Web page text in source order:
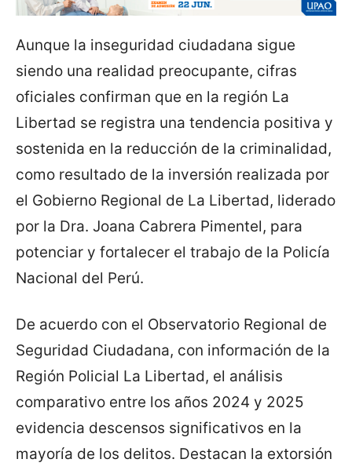
Aunque la inseguridad ciudadana sigue
siendo una realidad preocupante, cifras
oficiales confirman que en la región La
Libertad se registra una tendencia positiva y
sostenida en la reducción de la criminalidad,
como resultado de la inversión realizada por
el Gobierno Regional de La Libertad, liderado
por la Dra. Joana Cabrera Pimentel, para
potenciar y fortalecer el trabajo de la Policía
Nacional del Perú.
De acuerdo con el Observatorio Regional de
Seguridad Ciudadana, con información de la
Región Policial La Libertad, el análisis
comparativo entre los años 2024 y 2025
evidencia descensos significativos en la
mayoría de los delitos. Destacan la extorsión